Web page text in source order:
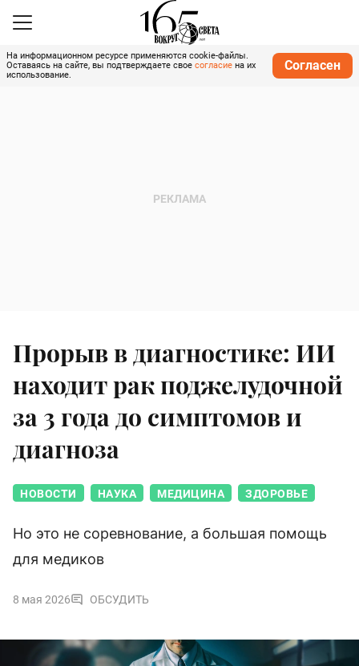
На информационном ресурсе применяются cookie-файлы.
Оставаясь на сайте, вы подтверждаете свое согласие на их
использование.
Согласен
Прорыв в диагностике: ИИ
находит рак поджелудочной
за 3 года до симптомов и
диагноза
НОВОСТИ НАУКА МЕДИЦИНА ЗДОРОВЬЕ
Но это не соревнование, а большая помощь
для медиков
8 мая 2026 ОБСУДИТЬ